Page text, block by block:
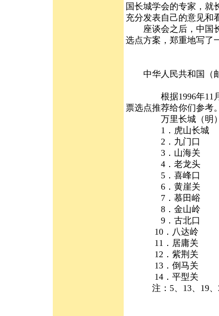
国长城学会的专家，就
充分发表自己的意见和
座谈会之后，中国长
选点方案，郑重地写了
中华人民共和国（
根据1996年11月14
票选点推荐给你们参考
万里长城（明）
1．虎山长城
2．九门口 16
3．山海关 17
4．老龙头
5．喜峰口 19
6．黄崖关 20
7．慕田峪 21
8．金山岭 22
9．古北口 23
10．八达岭 24
11．居庸关 25
12．紫荆关 26
13．倒马关 27
14．平型关
注：5、13、19、